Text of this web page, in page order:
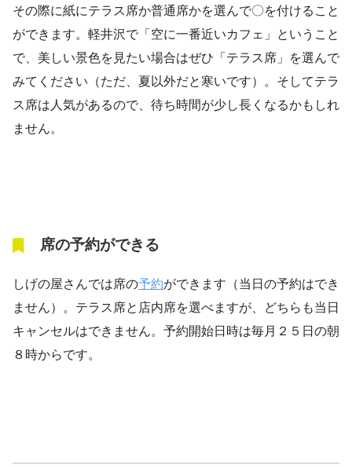
その際に紙にテラス席か普通席かを選んで〇を付けること
ができます。軽井沢で「空に一番近いカフェ」ということ
で、美しい景色を見たい場合はぜひ「テラス席」を選んで
みてください（ただ、夏以外だと寒いです）。そしてテラ
ス席は人気があるので、待ち時間が少し長くなるかもしれ
ません。
席の予約ができる
しげの屋さんでは席の予約ができます（当日の予約はでき
ません）。テラス席と店内席を選べますが、どちらも当日
キャンセルはできません。予約開始日時は毎月２５日の朝
８時からです。